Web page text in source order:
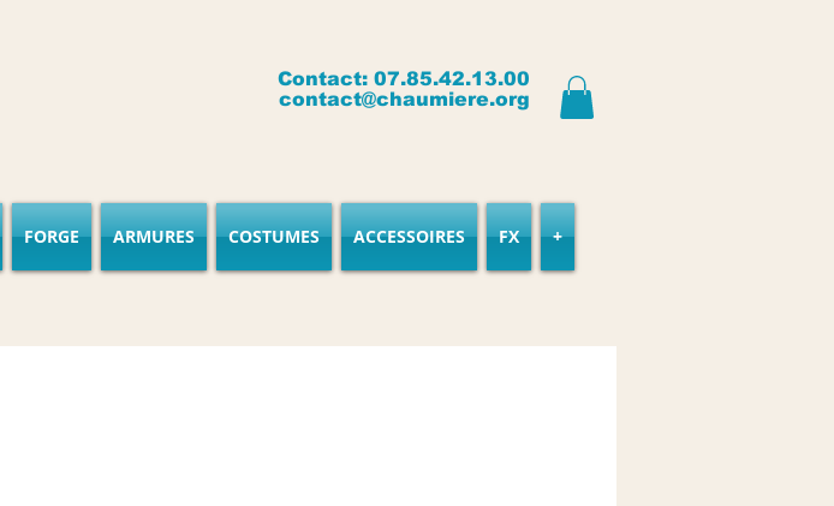
Contact: 07.85.42.13.00
contact@chaumiere.org
FORGE ARMURES COSTUMES ACCESSOIRES FX +